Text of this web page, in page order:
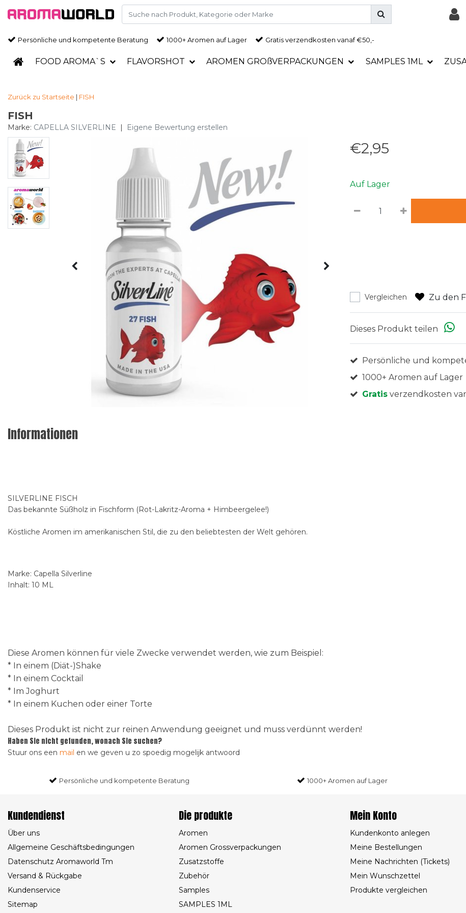
Persönliche und kompetente Beratung 1000+ Aromen auf Lager Gratisverzendkosten vanaf €50,-
FOOD AROMA`S FLAVORSHOT AROMEN GROßVERPACKUNGEN SAMPLES 1ML
Zurück zu Startseite | FISH
FISH
Marke: CAPELLA SILVERLINE | Eigene Bewertung erstellen
€2,95
Auf Lager
Vergleichen Zu den
Dieses Produkt teilen
Persönliche und
1000+ Aromen auf Lager
Gratis verzendkosten
Informationen
SILVERLINE FISCH
Das bekannte Süßholz in Fischform (Rot-Lakritz-Aroma + Himbeergelee!)
Köstliche Aromen im amerikanischen Stil, die zu den beliebtesten der Welt gehören.
Marke: Capella Silverline
Inhalt: 10 ML
Diese Aromen können für viele Zwecke verwendet werden, wie zum Beispiel:
* In einem (Diät-)Shake
* In einem Cocktail
* Im Joghurt
* In einem Kuchen oder einer Torte
Dieses Produkt ist nicht zur reinen Anwendung geeignet und muss verdünnt werden!
Haben Sie nicht gefunden, wonach Sie suchen?
Stuur ons een mail en we geven u zo spoedig mogelijk antwoord
Persönliche und kompetente Beratung 1000+ Aromen auf Lager
Kundendienst
Über uns
Allgemeine Geschäftsbedingungen
Datenschutz Aromaworld Tm
Versand & Rückgabe
Kundenservice
Sitemap
Die produkte
Aromen
Aromen Grossverpackungen
Zusatzstoffe
Zubehör
Samples
SAMPLES 1ML
Mein Konto
Kundenkonto anlegen
Meine Bestellungen
Meine Nachrichten (Tickets)
Mein Wunschzettel
Produkte vergleichen